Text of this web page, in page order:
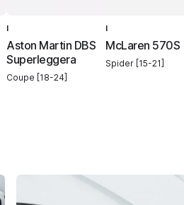
I
Aston Martin DBS
Superleggera
Coupe [18-24]
I
McLaren 570S
Spider [15-21]